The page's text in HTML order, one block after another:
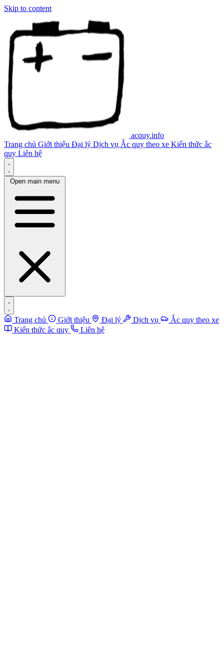
Skip to content
acquy.info
Trang chủ Giới thiệu Đại lý Dịch vụ Ắc quy theo xe Kiến thức ắc
quy Liên hệ
Open main menu
Trang chủ Giới thiệu Đại lý Dịch vụ
Ắc quy theo xe
Kiến thức ắc quy
Liên hệ